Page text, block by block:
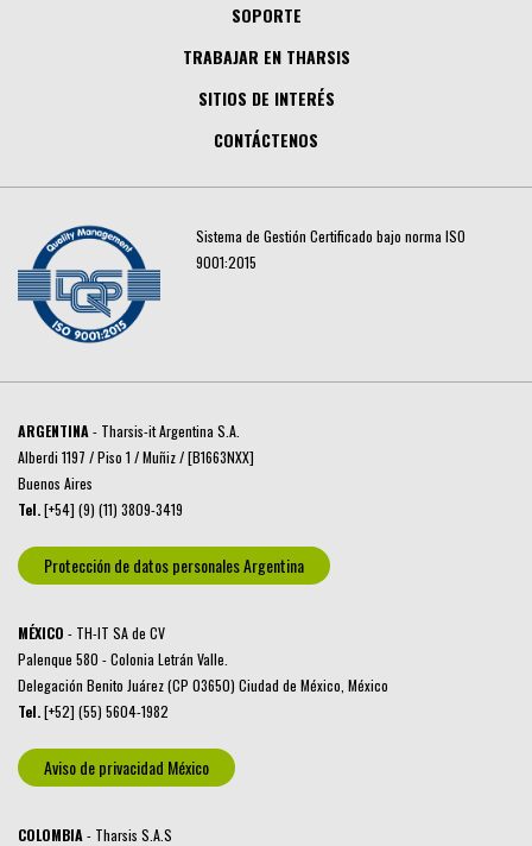
SOPORTE
TRABAJAR EN THARSIS
SITIOS DE INTERÉS
CONTÁCTENOS
Sistema de Gestión Certificado bajo norma ISO
9001:2015
ARGENTINA - Tharsis-it Argentina S.A.
Alberdi 1197 / Piso 1 / Muñiz / [B1663NXX]
Buenos Aires
Tel.[+54] (9) (11) 3809-3419
Protección de datos personales Argentina
MÉXICO - TH-IT SA de CV
Palenque 580 - Colonia Letrán Valle.
Delegación Benito Juárez (CP 03650) Ciudad de México, México
Tel.[+52] (55) 5604-1982
Aviso de privacidad México
COLOMBIA - Tharsis S.A.S